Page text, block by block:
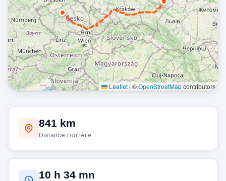
Leaflet|©OpenStreetMapcontributors
841 km
Distance routière
10 h 34 mn